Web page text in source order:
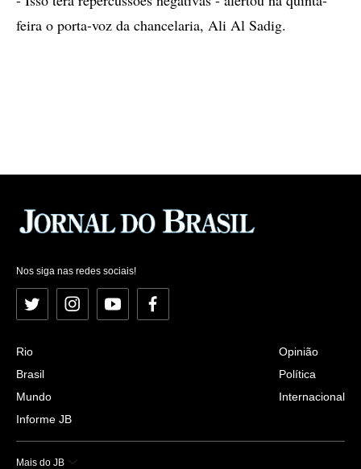
feira o porta-voz da chancelaria, Ali Al Sadig.
Nos siga nas redes sociais!
Twitter InstagramYouTubeFacebook
Rio
Brasil
Mundo
Informe JB
Opinião
Política
Internacional
Mais do JB